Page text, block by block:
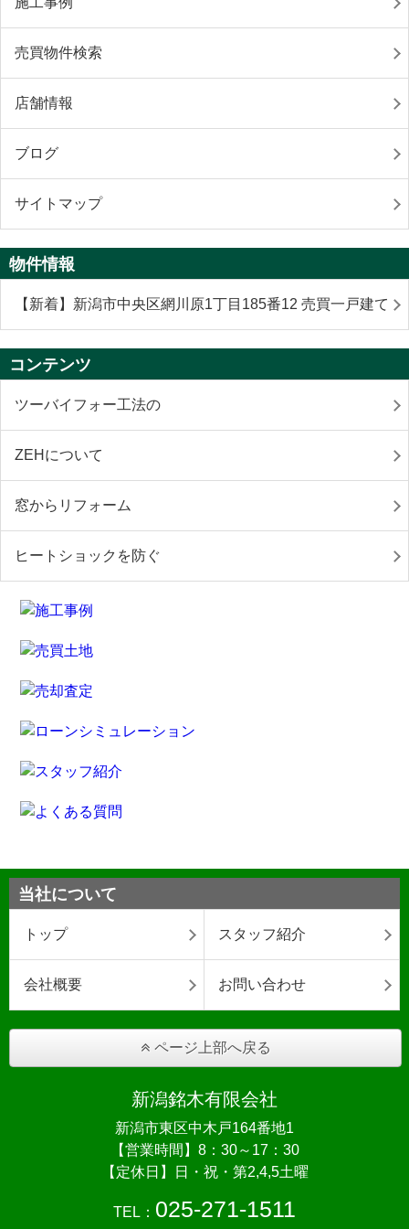
売買物件検索
店舗情報
ブログ
サイトマップ
物件情報
【新着】新潟市中央区網川原1丁目185番12 売買一戸建て
コンテンツ
ツーバイフォー工法の
ZEHについて
窓からリフォーム
ヒートショックを防ぐ
当社について
トップ スタッフ紹介
会社概要 お問い合わせ
ページ上部へ戻る
新潟銘木有限会社
新潟市東区中木戸164番地1
【営業時間】8：30～17：30
【定休日】日・祝・第2,4,5土曜
TEL： 025-271-1511